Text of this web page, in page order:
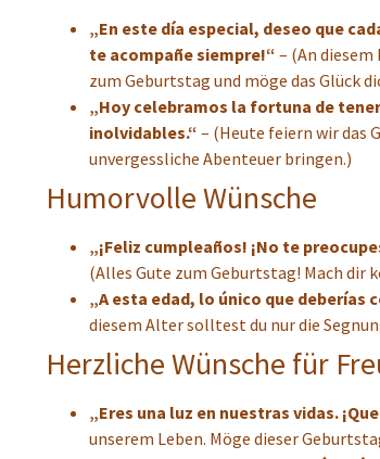
„En este día especial, deseo que
te acompañe siempre!“ – (An diesem
zum Geburtstag und möge das Glück
„Hoy celebramos la fortuna de
inolvidables.“ – (Heute feiern wir das
unvergessliche Abenteuer bringen.)
Humorvolle Wünsche
„¡Feliz cumpleaños! ¡No te
(Alles Gute zum Geburtstag! Mach dir
„A esta edad, lo único que deberías
diesem Alter solltest du nur die
Herzliche Wünsche für
„Eres una luz en nuestras vidas.
unserem Leben. Möge dieser